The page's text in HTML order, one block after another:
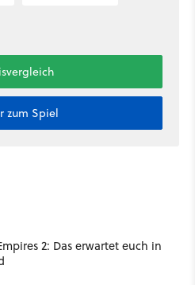
zum Spiel
2: Das erwartet euch in